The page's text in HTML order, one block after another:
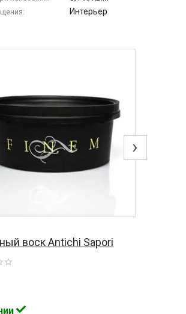
Интерьер
›
воск Antichi Sapori